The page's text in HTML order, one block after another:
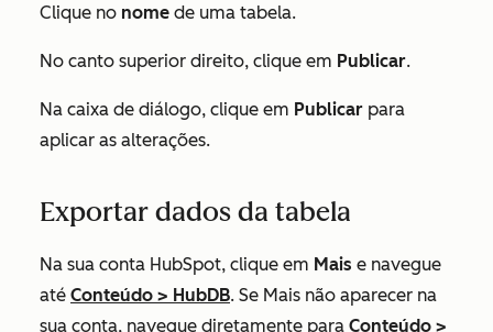
Clique no nome de uma tabela.
No canto superior direito, clique em Publicar.
Na caixa de diálogo, clique em Publicar para
aplicar as alterações.
Exportar dados da tabela
Na sua conta HubSpot, clique em Mais e navegue
até Conteúdo > HubDB. Se Mais não aparecer na
sua conta, navegue diretamente para Conteúdo >